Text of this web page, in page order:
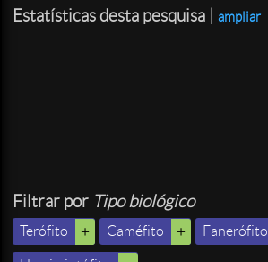
Estatísticas desta pesquisa | ampliar
Filtrar por Tipo biológico
Terófito Caméfito Fanerófito